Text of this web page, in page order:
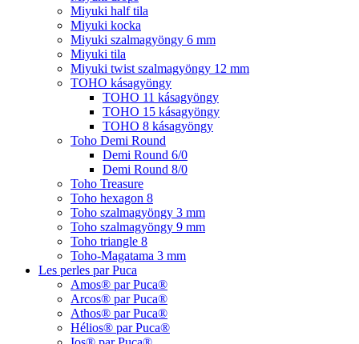
Miyuki half tila
Miyuki kocka
Miyuki szalmagyöngy 6 mm
Miyuki tila
Miyuki twist szalmagyöngy 12 mm
TOHO kásagyöngy
TOHO 11 kásagyöngy
TOHO 15 kásagyöngy
TOHO 8 kásagyöngy
Toho Demi Round
Demi Round 6/0
Demi Round 8/0
Toho Treasure
Toho hexagon 8
Toho szalmagyöngy 3 mm
Toho szalmagyöngy 9 mm
Toho triangle 8
Toho-Magatama 3 mm
Les perles par Puca
Amos® par Puca®
Arcos® par Puca®
Athos® par Puca®
Hélios® par Puca®